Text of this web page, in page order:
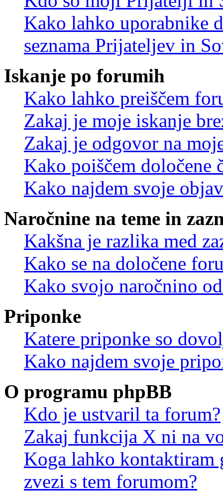
Kako lahko uporabnike
seznama Prijateljev in
Iskanje po forumih
Kako lahko preiščem
Zakaj je moje iskanje
Zakaj je odgovor na
Kako poiščem določene
Kako najdem svoje
Naročnine na teme in
Kakšna je razlika med
Kako se na določene
Kako svojo naročnino
Priponke
Katere priponke so
Kako najdem svoje
O programu phpBB
Kdo je ustvaril ta forum?
Zakaj funkcija X ni na
Koga lahko kontaktiram
zvezi s tem forumom?